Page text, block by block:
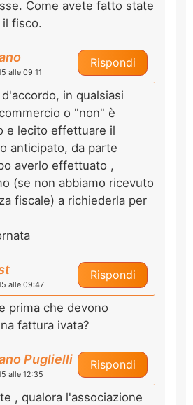
Come avete fatto state
il fisco.
Rispondi
alle 09:11
in qualsiasi
o "non" è
e lecito effettuare il
anticipato, da parte
averlo effettuato ,
(se non abbiamo ricevuto
fiscale) a richiederla per
Rispondi
alle 09:47
prima che devono
fattura ivata?
Rispondi
Puglielli
alle 12:35
, qualora l'associazione